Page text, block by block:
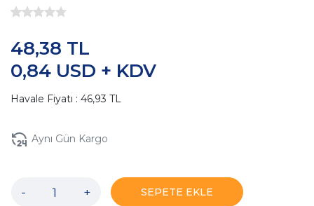
0,84 USD + KDV
48,38 TL
Havale Fiyatı : 46,93 TL
Aynı Gün Kargo
- + SEPETE EKLE